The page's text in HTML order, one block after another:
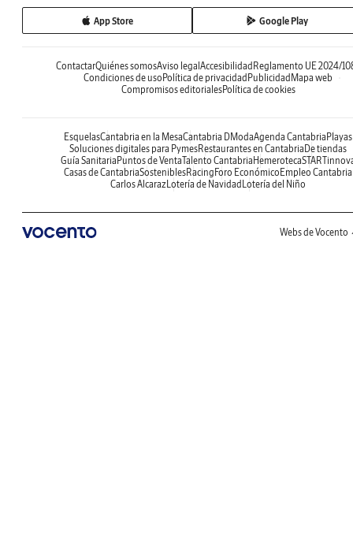
App Store Google Play
ContactarQuiénes somosAviso legal Accesibilidad Reglamento UE 2024/
Condiciones de uso Política de privacidad Publicidad Mapa web
Compromisos editorialesPolítica de cookies
EsquelasCantabria en la MesaCantabria DModaAgenda Cantabria Playas
Soluciones digitales para PymesRestaurantes en Cantabria De tiendas
Guía Sanitaria Puntos de VentaTalento Cantabria Hemeroteca
Casas de CantabriaSosteniblesRacing Foro Económico Empleo Cantabria
Carlos AlcarazLotería de Navidad Lotería del Niño
Webs de Vocento